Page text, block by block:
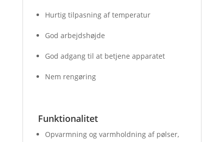
Hurtig tilpasning af temperatur
God arbejdshøjde
God adgang til at betjene apparatet
Nem rengøring
Funktionalitet
Opvarmning og varmholdning af pølser,